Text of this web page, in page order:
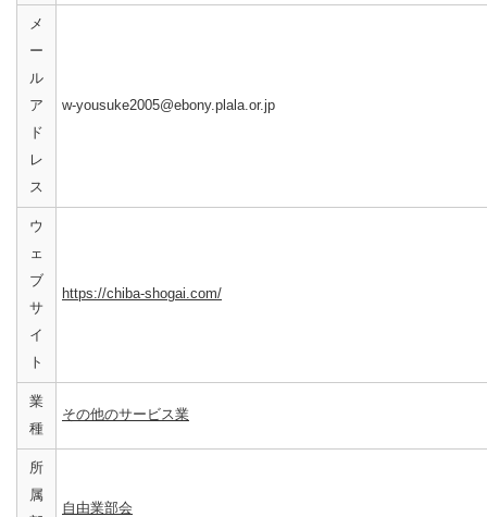
メ
ー
ル
ア
ド
レ
ス
w-yousuke2005@ebony.plala.or.jp
ウ
ェ
ブ
サ
イ
ト
https://chiba-shogai.com/
業
種
その他のサービス業
所
属
自由業部会